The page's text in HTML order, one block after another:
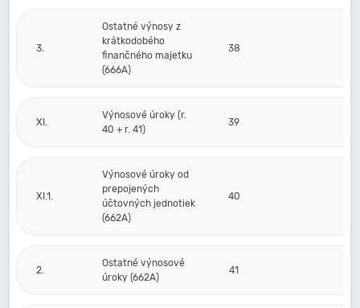
3.
Ostatné výnosy z
krátkodobého
finančného majetku
(666A)
38
XI.
Výnosové úroky (r.
40 + r. 41)
39
XI.1.
Výnosové úroky od
prepojených
účtovných jednotiek
(662A)
40
2.
Ostatné výnosové
úroky (662A)
41